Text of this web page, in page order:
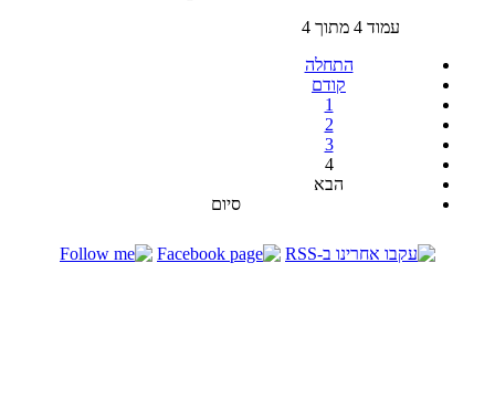
עמוד 4 מתוך 4
התחלה
קודם
1
2
3
4
הבא
סיום